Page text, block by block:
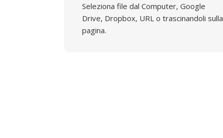
Seleziona file dal Computer, Google
Drive, Dropbox, URL o trascinandoli sulla
pagina.